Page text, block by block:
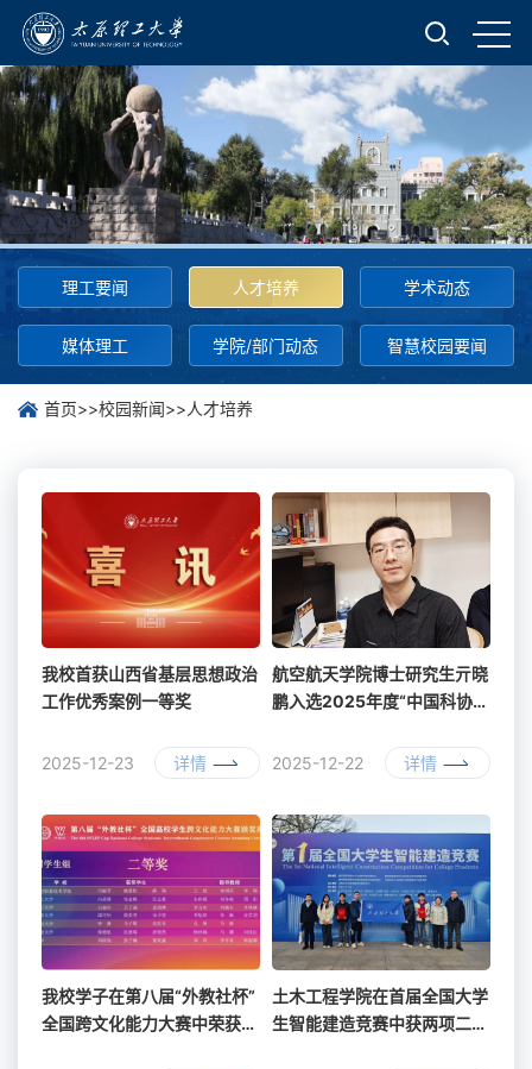
理工要闻 人才培养 学术动态
媒体理工 学院/部门动态 智慧校园要闻
首页>>校园新闻>>人才培养
我校首获山西省基层思想政治
工作优秀案例一等奖
2025-12-23 详情
航空航天学院博士研究生亓晓
鹏入选2025年度“中国科协青
项计划”
2025-12-22 详情
我校学子在第八届“外教社杯”
全国跨文化能力大赛中荣获全
土木工程学院在首届全国大学
生智能建造竞赛中获两项二等